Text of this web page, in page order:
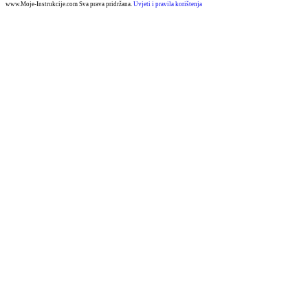
www.Moje-Instrukcije.com Sva prava pridržana. Uvjeti i pravila korištenja